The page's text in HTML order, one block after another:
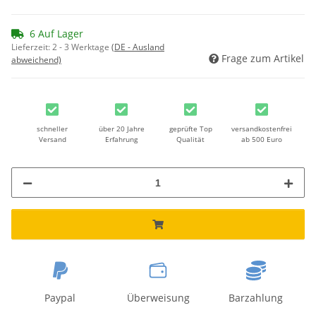
6 Auf Lager
Lieferzeit:2 - 3 Werktage (DE - Ausland
abweichend)
Frage zum Artikel
schneller
Versand
über 20 Jahre
Erfahrung
geprüfte Top
Qualität
versandkostenfrei
ab 500 Euro
Paypal Überweisung Barzahlung